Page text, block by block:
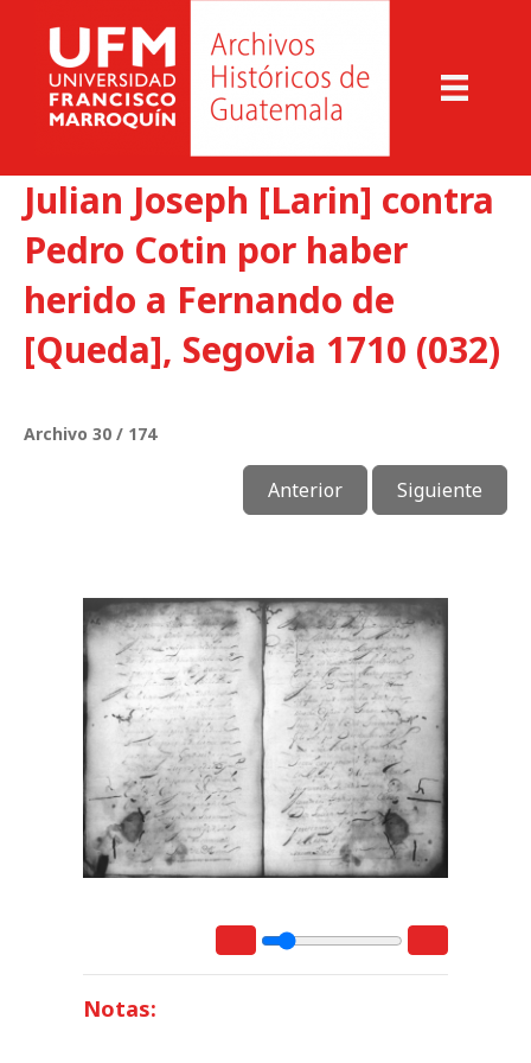
Julian Joseph [Larin] contra
Pedro Cotin por haber
herido a Fernando de
[Queda], Segovia 1710 (032)
Archivo 30 / 174
Anterior Siguiente
Notas: